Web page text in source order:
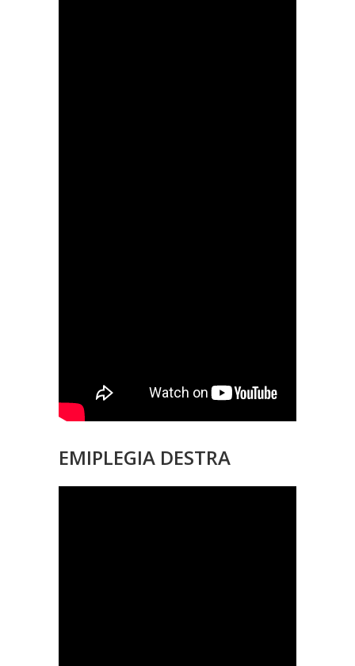
EMIPLEGIA DESTRA